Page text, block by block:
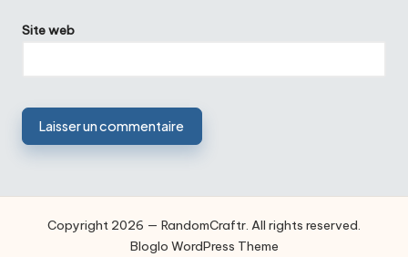
Site web
Copyright 2026 — RandomCraftr. All rights reserved.
Bloglo WordPress Theme